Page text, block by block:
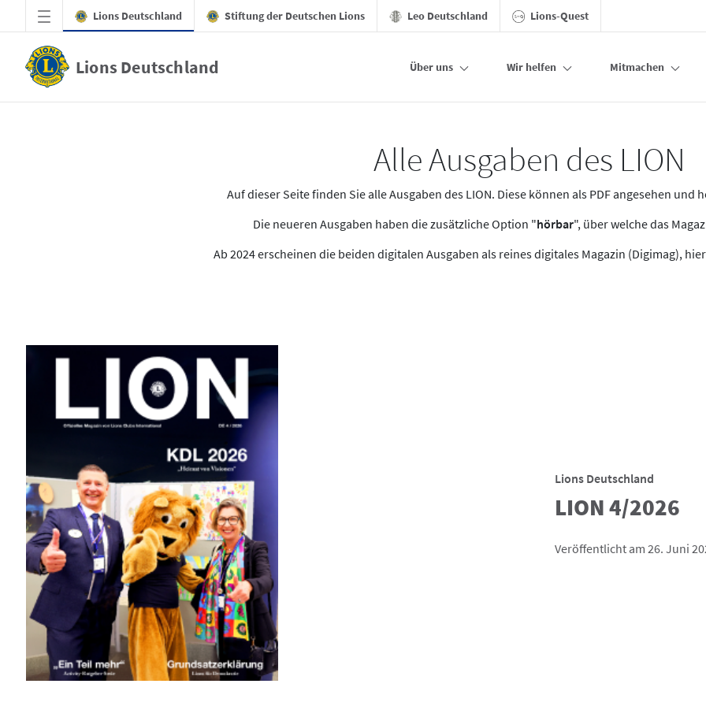
Zum Hauptinhalt springen
Lions Deutschland Stiftung der Deutschen Lions Leo Deutschland Lions-Quest
Lions Deutschland Über uns Wir helfen Mitmachen
Alle Ausgaben des LION
Auf dieser Seite finden Sie alle Ausgaben des LION. Diese können als PDF angesehen und
Die neueren Ausgaben haben die zusätzliche Option "hörbar", über welche das
Ab 2024 erscheinen die beiden digitalen Ausgaben als reines digitales Magazin (Digimag),
Lions Deutschland
LION 4/2026
Veröffentlicht am 26. Juni